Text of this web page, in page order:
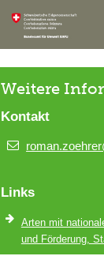
Weitere
Kontakt
Links
Arten mit
und Förderung,